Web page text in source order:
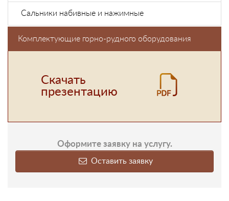
Сальники набивные и нажимные
Комплектующие горно-рудного оборудования
Скачать
презентацию
Оформите заявку на услугу.
Оставить заявку